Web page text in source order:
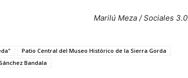
Marilú Meza / Sociales 3.0
Patio Central del Museo Histórico de la Sierra Gorda
Bandala